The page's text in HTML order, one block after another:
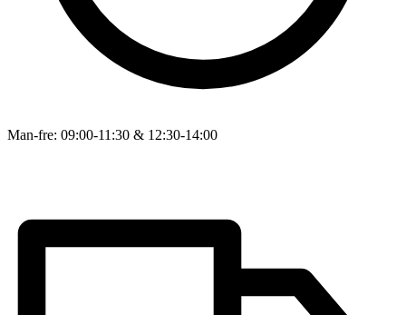
Man-fre: 09:00-11:30 & 12:30-14:00